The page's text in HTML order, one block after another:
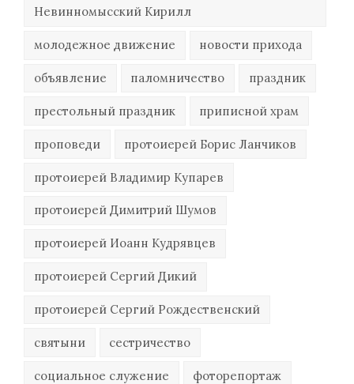
Невинномысский Кирилл
молодежное движение новости прихода
объявление паломничество праздник
престольный праздник приписной храм
проповеди протоиерей Борис Ланчиков
протоиерей Владимир Купарев
протоиерей Димитрий Шумов
протоиерей Иоанн Кудрявцев
протоиерей Сергий Дикий
протоиерей Сергий Рождественский
святыни сестричество
социальное служение фоторепортаж